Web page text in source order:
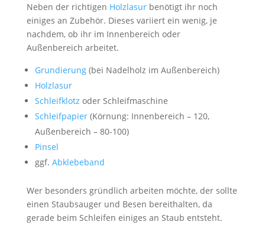
Neben der richtigen Holzlasurbenötigt ihr noch
einiges an Zubehör. Dieses variiert ein wenig, je
nachdem, ob ihr im Innenbereich oder
Außenbereich arbeitet.
Grundierung(bei Nadelholz im Außenbereich)
Holzlasur
Schleifklotz oder Schleifmaschine
Schleifpapier(Körnung: Innenbereich – 120,
Außenbereich – 80-100)
Pinsel
ggf. Abklebeband
Wer besonders gründlich arbeiten möchte, der sollte
einen Staubsauger und Besen bereithalten, da
gerade beim Schleifen einiges an Staub entsteht.